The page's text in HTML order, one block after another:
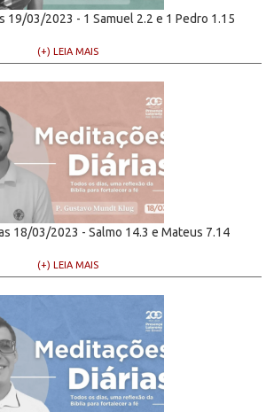
19/03/2023 - 1 Samuel 2.2 e 1 Pedro 1.15
(+) LEIA MAIS
18/03/2023 - Salmo 14.3 e Mateus 7.14
(+) LEIA MAIS